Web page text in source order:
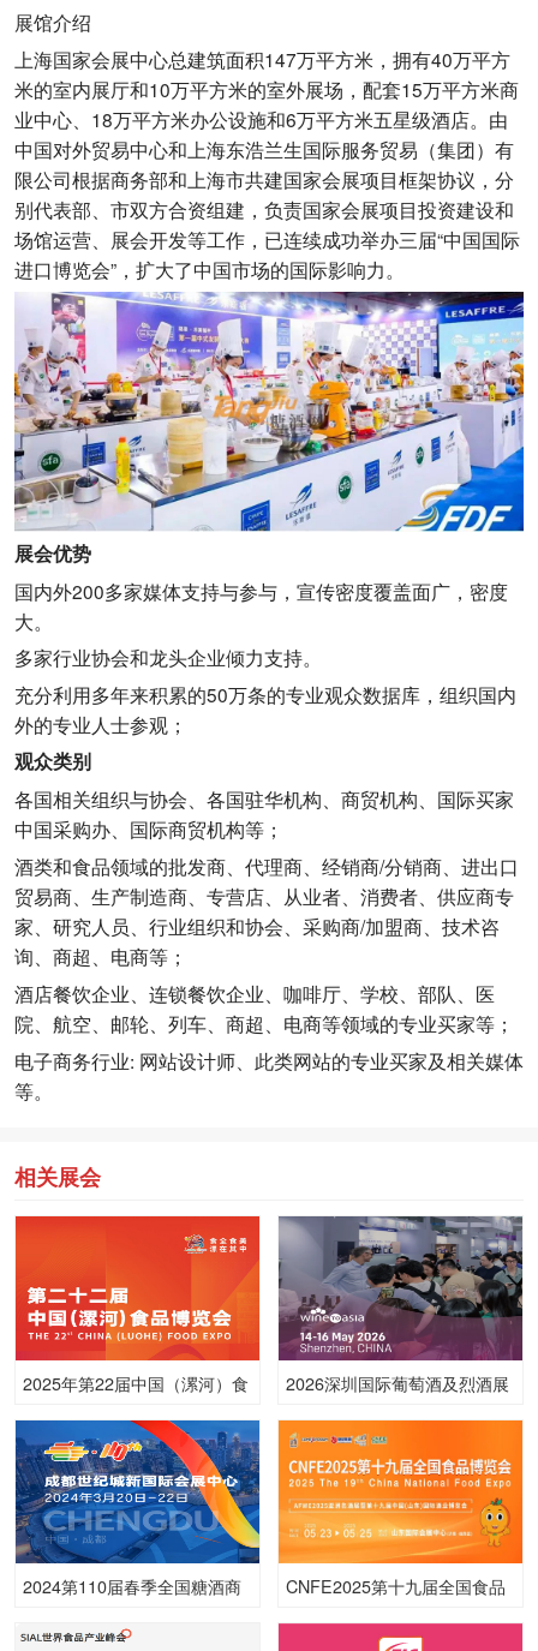
展馆介绍
上海国家会展中心总建筑面积147万平方米，拥有40万平方
米的室内展厅和10万平方米的室外展场，配套15万平方米商
业中心、18万平方米办公设施和6万平方米五星级酒店。由
中国对外贸易中心和上海东浩兰生国际服务贸易（集团）有
限公司根据商务部和上海市共建国家会展项目框架协议，分
别代表部、市双方合资组建，负责国家会展项目投资建设和
场馆运营、展会开发等工作，已连续成功举办三届“中国国际
进口博览会”，扩大了中国市场的国际影响力。
展会优势
国内外200多家媒体支持与参与，宣传密度覆盖面广，密度
大。
多家行业协会和龙头企业倾力支持。
充分利用多年来积累的50万条的专业观众数据库，组织国内
外的专业人士参观；
观众类别
各国相关组织与协会、各国驻华机构、商贸机构、国际买家
中国采购办、国际商贸机构等；
酒类和食品领域的批发商、代理商、经销商/分销商、进出口
贸易商、生产制造商、专营店、从业者、消费者、供应商专
家、研究人员、行业组织和协会、采购商/加盟商、技术咨
询、商超、电商等；
酒店餐饮企业、连锁餐饮企业、咖啡厅、学校、部队、医
院、航空、邮轮、列车、商超、电商等领域的专业买家等；
电子商务行业: 网站设计师、此类网站的专业买家及相关媒体
等。
相关展会
2025年第22届中国（漯河）食
2026深圳国际葡萄酒及烈酒展
2024第110届春季全国糖酒商
CNFE2025第十九届全国食品
博览会